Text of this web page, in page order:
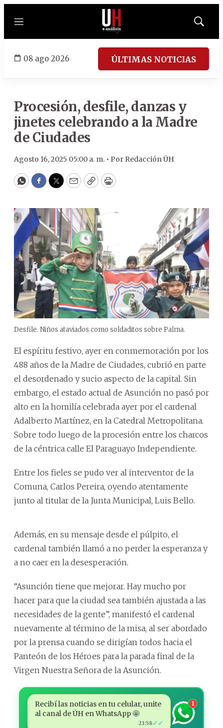
Menú
Mostrar
08 ago 2026 ÚLTIMAS NOTICIAS
Procesión, desfile, danzas y
jinetes celebrando a la Madre
de Ciudades
Agosto 16, 2025 05:00 a. m. • Por Redacción ÚH
WhatsApp
Facebook
Twitter
EmailCopyPrint
Desfile. Niños ataviados como soldaditos sobre Palma.
El espíritu festivo, ayer en conmemoración por los
488 años de la Madre de Ciudades, cubrió en parte
el desordenado y sucio aspecto de la capital. Sin
embargo, el estado actual de Asunción no pasó por
alto en la homilía celebrada ayer por el cardenal
Adalberto Martínez, en la Catedral Metropolitana.
Sobre todo luego de la procesión entre los charcos
de la céntrica calle El Paraguayo Independiente.
Entre los fieles se pudo ver al interventor de la
Comuna, Carlos Pereira, oyendo atentamente
junto al titular de la Junta Municipal, Luis Bello.
Además, en su mensaje desde el púlpito, el
cardenal también llamó a no perder la esperanza y
a no caer en la desesperación.
“Asunción tiene que mejorar. Hay mucho por
hacer para que la ciudad sea también ajustada a las
necesidades de la gente”, manifestó el cardenal
nuevamente al término de la misa, al ser abordado
por la prensa cuando se dirigían todos hacia el
Panteón de los Héroes para la parada final de la
Virgen Nuestra Señora de la Asunción.
Recibí las noticias en tu celular, unite
al canal de ÚH en WhatsApp 🤩
21:58✓✓
1